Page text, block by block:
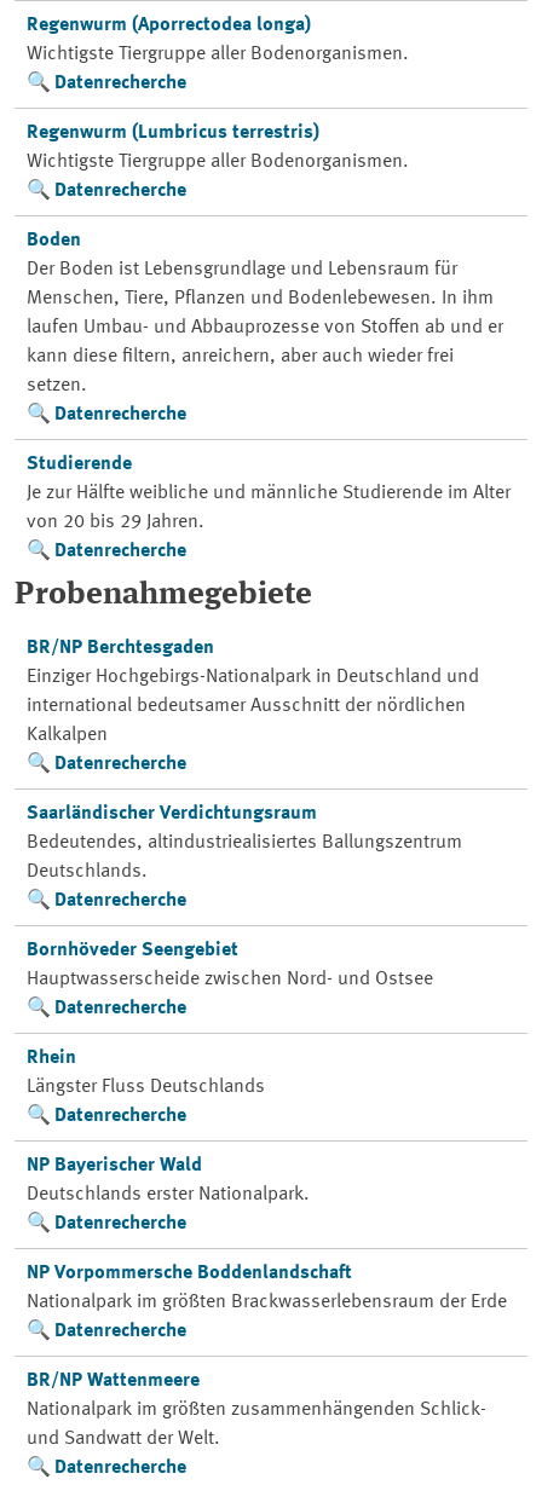
Regenwurm (Aporrectodea longa)
Wichtigste Tiergruppe aller Bodenorganismen.
Datenrecherche
Regenwurm (Lumbricus terrestris)
Wichtigste Tiergruppe aller Bodenorganismen.
Datenrecherche
Boden
Der Boden ist Lebensgrundlage und Lebensraum für
Menschen, Tiere, Pflanzen und Bodenlebewesen. In ihm
laufen Umbau- und Abbauprozesse von Stoffen ab und er
kann diese filtern, anreichern, aber auch wieder frei
setzen.
Datenrecherche
Studierende
Je zur Hälfte weibliche und männliche Studierende im Alter
von 20 bis 29 Jahren.
Datenrecherche
Probenahmegebiete
BR/NP Berchtesgaden
Einziger Hochgebirgs-Nationalpark in Deutschland und
international bedeutsamer Ausschnitt der nördlichen
Kalkalpen
Datenrecherche
Saarländischer Verdichtungsraum
Bedeutendes, altindustriealisiertes Ballungszentrum
Deutschlands.
Datenrecherche
Bornhöveder Seengebiet
Hauptwasserscheide zwischen Nord- und Ostsee
Datenrecherche
Rhein
Längster Fluss Deutschlands
Datenrecherche
NP Bayerischer Wald
Deutschlands erster Nationalpark.
Datenrecherche
NP Vorpommersche Boddenlandschaft
Nationalpark im größten Brackwasserlebensraum der Erde
Datenrecherche
BR/NP Wattenmeere
Nationalpark im größten zusammenhängenden Schlick-
und Sandwatt der Welt.
Datenrecherche